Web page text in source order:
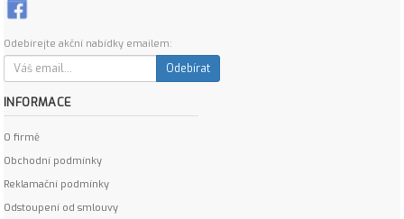
Odebírejte akční nabídky emailem:
Odebírat
INFORMACE
O firmě
Obchodní podmínky
Reklamační podmínky
Odstoupení od smlouvy